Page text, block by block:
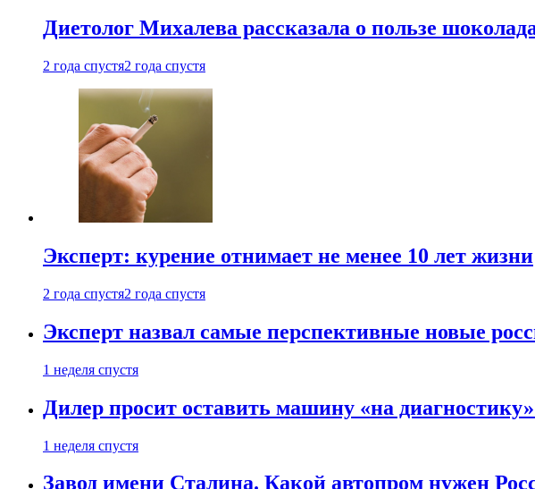
Диетолог Михалева рассказала о пользе
2 года спустя2 года спустя
Эксперт: курение отнимает не менее 10 лет жизни
2 года спустя2 года спустя
Эксперт назвал самые перспективные новые
1 неделя спустя
Дилер просит оставить машину «на
1 неделя спустя
Завод имени Сталина. Какой автопром нужен